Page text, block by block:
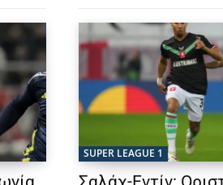
SUPER LEAGUE 1